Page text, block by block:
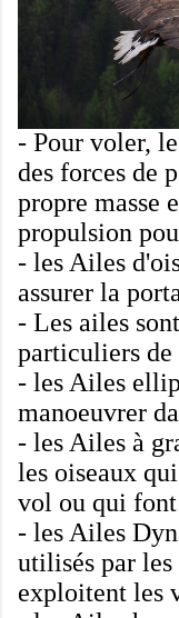
- Pour voler,
des forces de
propre masse
propulsion
- les Ailes
assurer la
- Les ailes sont
particuliers de
- les Ailes
manoeuvrer
- les Ailes à
les oiseaux
vol ou qui font
- les Ailes
utilisés par
exploitent les